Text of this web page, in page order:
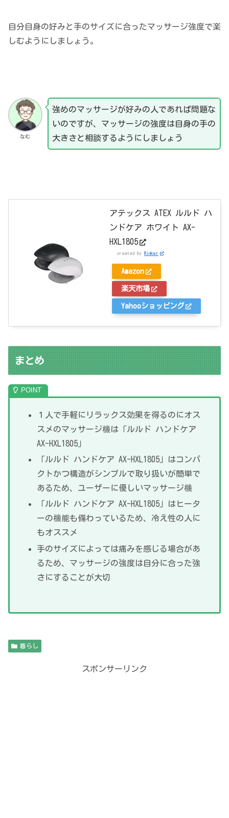
自分自身の好みと手のサイズに合ったマッサージ強度で楽
しむようにしましょう。
なむ
強めのマッサージが好みの人であれば問題な
いのですが、マッサージの強度は自身の手の
大きさと相談するようにしましょう
アテックス ATEX ルルド ハ
ンドケア ホワイト AX-
HXL1805
created by Rinker
Amazon
楽天市場
Yahooショッピング
まとめ
１人で手軽にリラックス効果を得るのにオス
スメのマッサージ機は「ルルド ハンドケア
AX-HXL1805」
「ルルド ハンドケア AX-HXL1805」はコンパ
クトかつ構造がシンプルで取り扱いが簡単で
あるため、ユーザーに優しいマッサージ機
「ルルド ハンドケア AX-HXL1805」はヒータ
ーの機能も備わっているため、冷え性の人に
もオススメ
手のサイズによっては痛みを感じる場合があ
るため、マッサージの強度は自分に合った強
さにすることが大切
暮らし
スポンサーリンク